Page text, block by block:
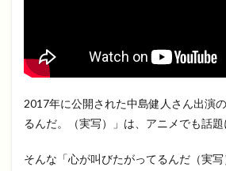
2017年に公開された中島健人さん出演
るんだ。（実写）」は、アニメでも話題
そんな「心が叫びたがってるんだ（実